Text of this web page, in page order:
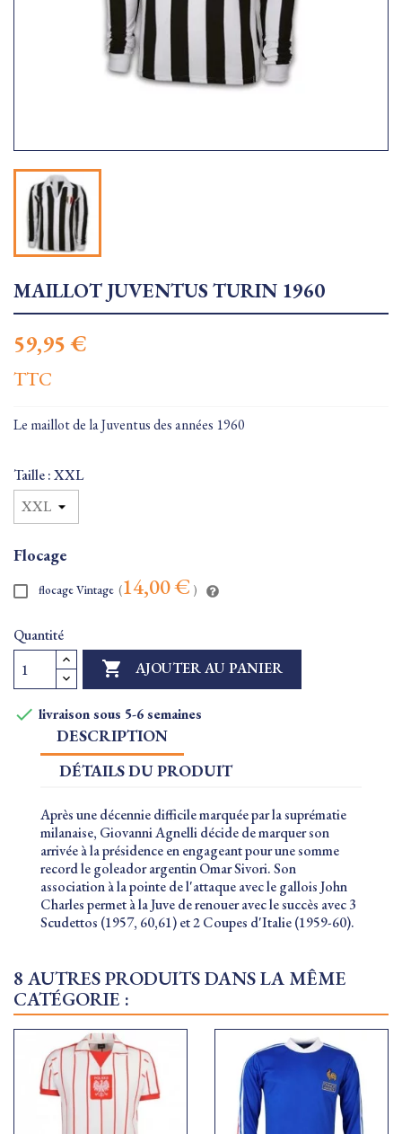
MAILLOT JUVENTUS TURIN 1960
59,95 €
TTC
Le maillot de la Juventus des années 1960
Taille : XXL
Flocage
flocage Vintage (14,00 € )
Quantité
 AJOUTER AU PANIER
 livraison sous 5-6 semaines
DESCRIPTION
DÉTAILS DU PRODUIT
Après une décennie difficile marquée par la suprématie
milanaise, Giovanni Agnelli décide de marquer son
arrivée à la présidence en engageant pour une somme
record le goleador argentin Omar Sivori. Son
association à la pointe de l'attaque avec le gallois John
Charles permet à la Juve de renouer avec le succès avec 3
Scudettos (1957, 60,61) et 2 Coupes d'Italie (1959-60).
8 AUTRES PRODUITS DANS LA MÊME
CATÉGORIE :